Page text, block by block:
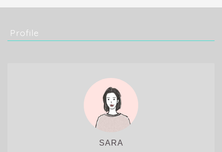
Profile
SARA